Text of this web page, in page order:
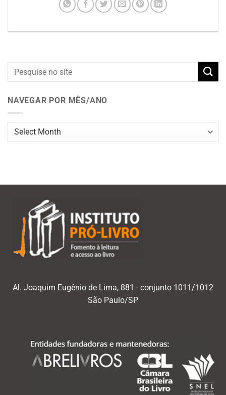
NAVEGAR POR MÊS/ANO
Navegar
Al. Joaquim Eugênio de Lima, 881 - conjunto 1011/1012
São Paulo/SP